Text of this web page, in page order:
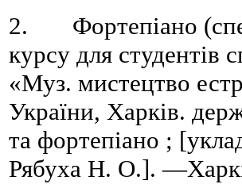
2. Фортепіано
курсу для студентів
«Муз. мистецтво
України, Харків.
та фортепіано ;
Рябуха Н. О.].